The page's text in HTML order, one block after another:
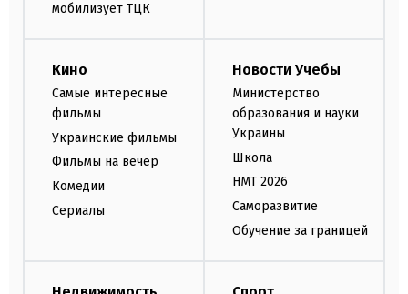
мобилизует ТЦК
Кино
Самые интересные
фильмы
Украинские фильмы
Фильмы на вечер
Комедии
Сериалы
Новости Учебы
Министерство
образования и науки
Украины
Школа
НМТ 2026
Саморазвитие
Обучение за границей